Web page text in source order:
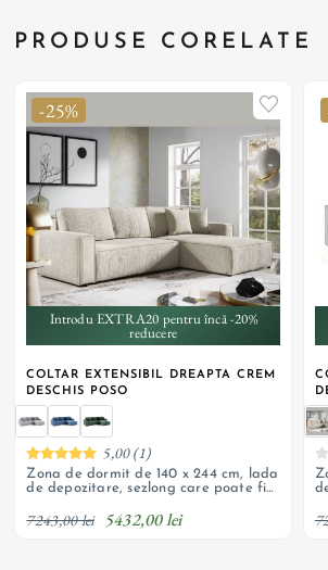
PRODUSE CORELATE
-25%
Introdu EXTRA20 pentru încă -20%
reducere
COLTAR EXTENSIBIL DREAPTA CREM
DESCHIS POSO
+ 2
5,00 (1)
Zona de dormit de 140 x 244 cm, lada
de depozitare, sezlong care poate fi
7243,00 lei 5432,00 lei